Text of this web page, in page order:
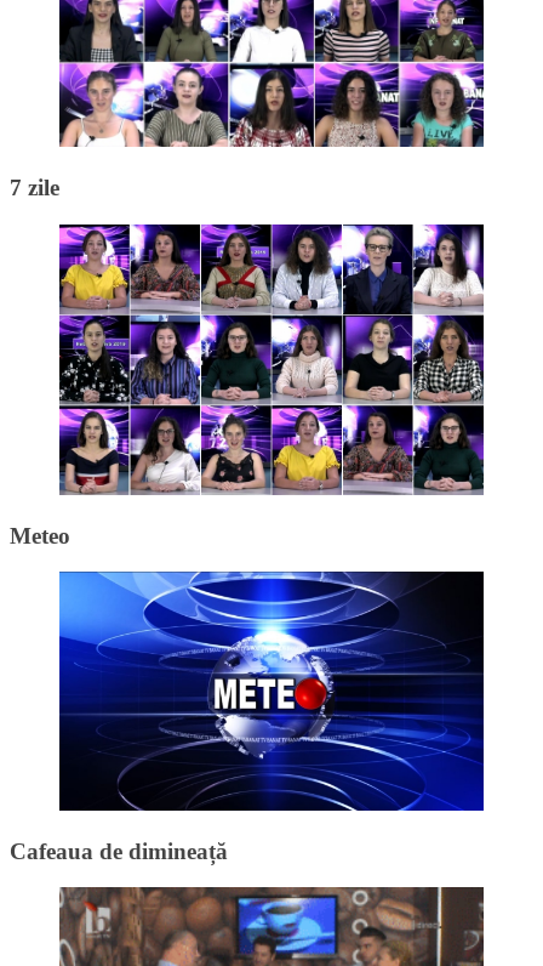
7 zile
Meteo
Cafeaua de dimineață